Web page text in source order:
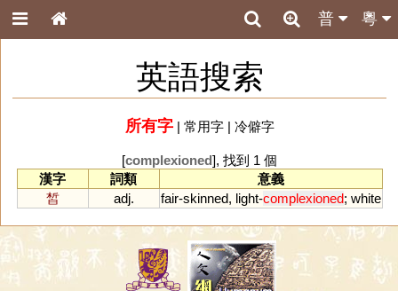
粵
普
英語搜索
所有字| 常用字| 冷僻字
[complexioned], 找到 1 個
漢字
詞類
意義
皙
adj. fair-skinned, light-complexioned; white